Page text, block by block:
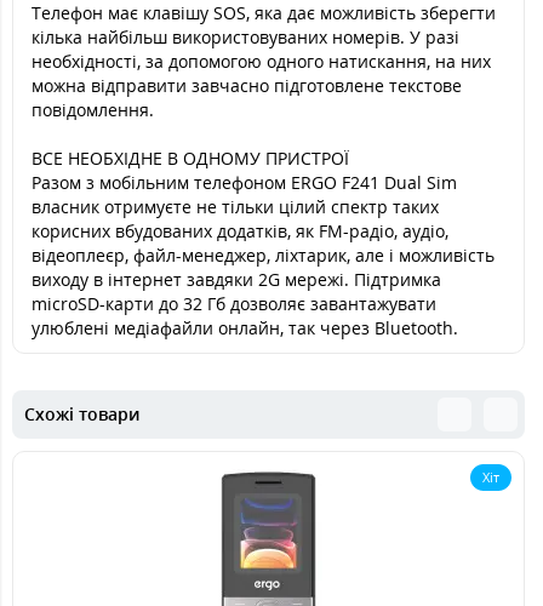
Телефон має клавішу SOS, яка дає можливість зберегти
кілька найбільш використовуваних номерів. У разі
необхідності, за допомогою одного натискання, на них
можна відправити завчасно підготовлене текстове
повідомлення.
ВСЕ НЕОБХІДНЕ В ОДНОМУ ПРИСТРОЇ
Разом з мобільним телефоном ERGO F241 Dual Sim
власник отримуєте не тільки цілий спектр таких
корисних вбудованих додатків, як FM-радіо, аудіо,
відеоплеєр, файл-менеджер, ліхтарик, але і можливість
виходу в інтернет завдяки 2G мережі. Підтримка
microSD-карти до 32 Гб дозволяє завантажувати
улюблені медіафайли онлайн, так через Bluetooth.
Схожі товари
Хіт